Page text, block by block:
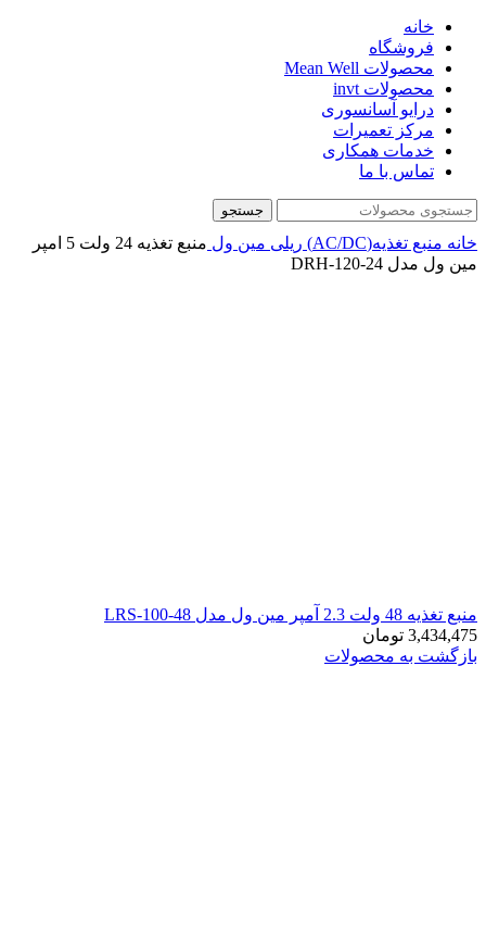
خانه
فروشگاه
محصولات Mean Well
محصولات invt
درایو آسانسوری
مرکز تعمیرات
خدمات همکاری
تماس با ما
جستجو
خانه منبع تغذیه(AC/DC) ریلی مین ول
منبع تغذیه 24 ولت 5 امپر
مین ول مدل DRH-120-24
منبع تغذیه 48 ولت 2.3 آمپر مین ول مدل LRS-100-48
3,434,475 تومان
بازگشت به محصولات